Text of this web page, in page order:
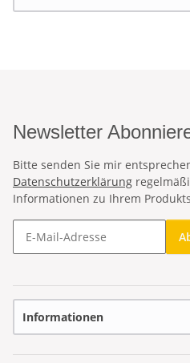
Newsletter
Bitte senden Sie mir
Datenschutzerklärung
Informationen zu Ihrem
Informationen